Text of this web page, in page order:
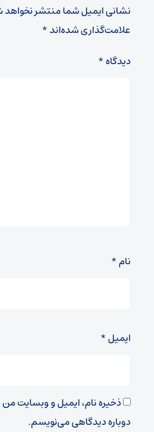
نشانی ایمیل شما منتشر
علامت‌گذاری شده‌اند*
دیدگاه*
نام*
ایمیل*
ذخیره نام، ایمیل و وبسایت من
دوباره دیدگاهی می‌نویسم.